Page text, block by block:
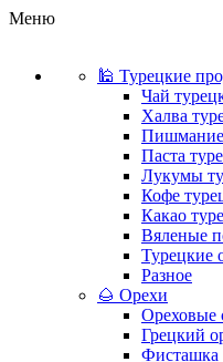
Меню
🕌 Турецкие
Чай
Халва
Пишмание
Паста
Лукумы
Кофе
Какао
Вяленые
Турецкие
Разное
🌰 Орехи
Ореховые
Грецкий
Фисташка